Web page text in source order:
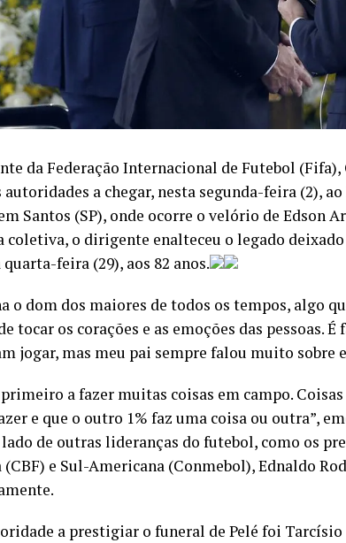
da Federação Internacional de Futebol
a chegar, nesta segunda-feira (2),
Santos (SP), onde ocorre o velório de Edson
coletiva, o dirigente enalteceu o legado
feira (29), aos 82 anos.
o dom dos maiores de todos os tempos, algo
tocar os corações e as emoções das pessoas.
jogar, mas meu pai sempre falou muito sobre
a fazer muitas coisas em campo. Coisas
e que o outro 1% faz uma coisa ou outra”,
lado de outras lideranças do futebol, como os
e Sul-Americana (Conmebol), Ednaldo
a prestigiar o funeral de Pelé foi Tarcísio